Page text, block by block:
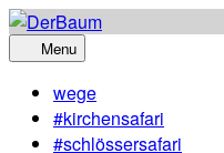
Skip
to
Menu
wege
#kirchensafari
#schlössersafari